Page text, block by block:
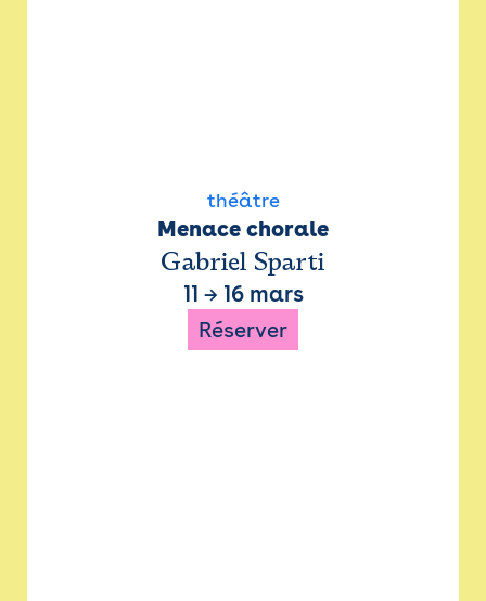
théâtre
Menace chorale
Gabriel Sparti
11 → 16 mars
Réserver